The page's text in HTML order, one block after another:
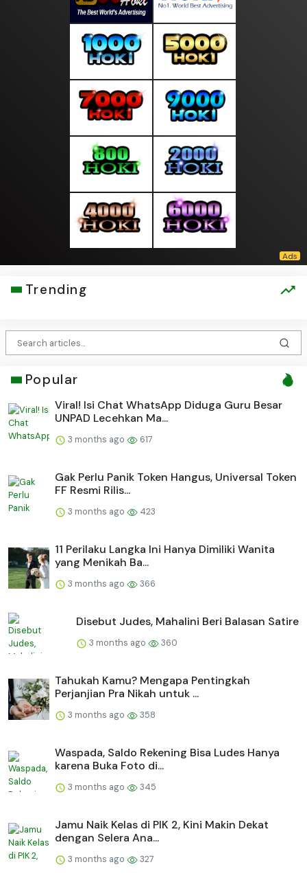
Trending
Popular
Viral! Isi Chat WhatsApp Diduga Guru Besar
UNPAD Lecehkan Ma...
3 months ago 617
Gak Perlu Panik Token Hangus, Universal Token
FF Resmi Rilis...
3 months ago 423
11 Perilaku Langka Ini Hanya Dimiliki Wanita
yang Menikah Ba...
3 months ago 366
Disebut Judes, Mahalini Beri Balasan Satire
3 months ago 360
Tahukah Kamu? Mengapa Pentingkah
Perjanjian Pra Nikah untuk ...
3 months ago 358
Waspada, Saldo Rekening Bisa Ludes Hanya
karena Buka Foto di...
3 months ago 345
Jamu Naik Kelas di PIK 2, Kini Makin Dekat
dengan Selera Ana...
3 months ago 327